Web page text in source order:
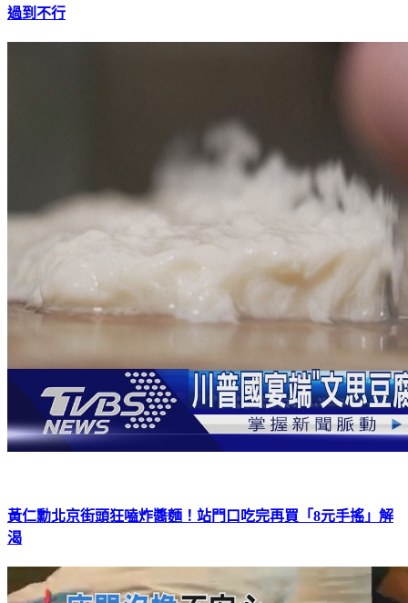
過到不行
黃仁勳北京街頭狂嗑炸醬麵！站門口吃完再買「8元手搖」解
渴